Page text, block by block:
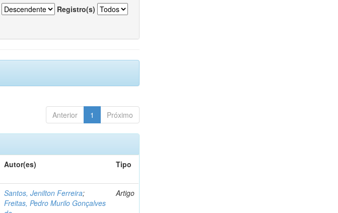
Registro(s)
Anterior 1 Próximo
Autor(es) Tipo
Santos, Jenilton Ferreira;
Freitas, Pedro Murilo Gonçalves
Artigo